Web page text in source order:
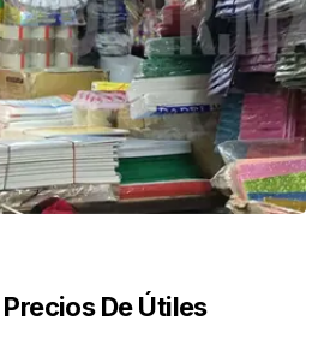
De Útiles